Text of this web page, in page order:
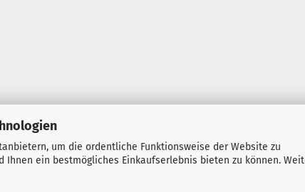
um die ordentliche Funktionsweise der Website zu
ein bestmögliches Einkaufserlebnis bieten zu können.
Onlineshop erstellenmit Gambio.de © 2026